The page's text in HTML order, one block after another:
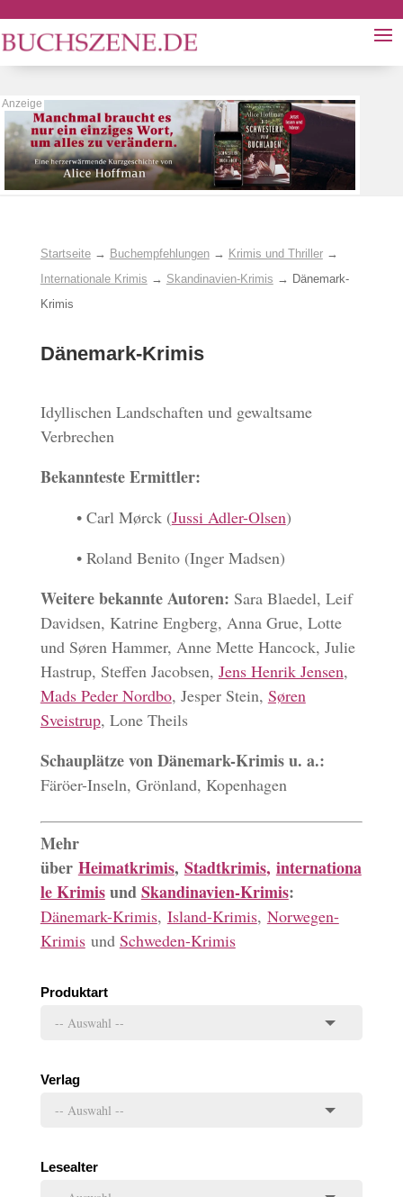
Startseite→ Buchempfehlungen→ Krimis und Thriller→
Internationale Krimis → Skandinavien-Krimis → Dänemark-
Krimis
Dänemark-Krimis
Idyllischen Landschaften und gewaltsame
Verbrechen
Bekannteste Ermittler:
• Carl Mørck (Jussi Adler-Olsen)
• Roland Benito (Inger Madsen)
Weitere bekannte Autoren: Sara Blaedel, Leif
Davidsen, Katrine Engberg, Anna Grue, Lotte
und Søren Hammer, Anne Mette Hancock, Julie
Hastrup, Steffen Jacobsen, Jens Henrik Jensen,
Mads Peder Nordbo, Jesper Stein, Søren
Sveistrup, Lone Theils
Schauplätze von Dänemark-Krimis u. a.:
Färöer-Inseln, Grönland, Kopenhagen
Mehr
über Heimatkrimis, Stadtkrimis, internationa
le KrimisundSkandinavien-Krimis:
Dänemark-Krimis, Island-Krimis, Norwegen-
Krimisund Schweden-Krimis
Produktart
Verlag
Lesealter